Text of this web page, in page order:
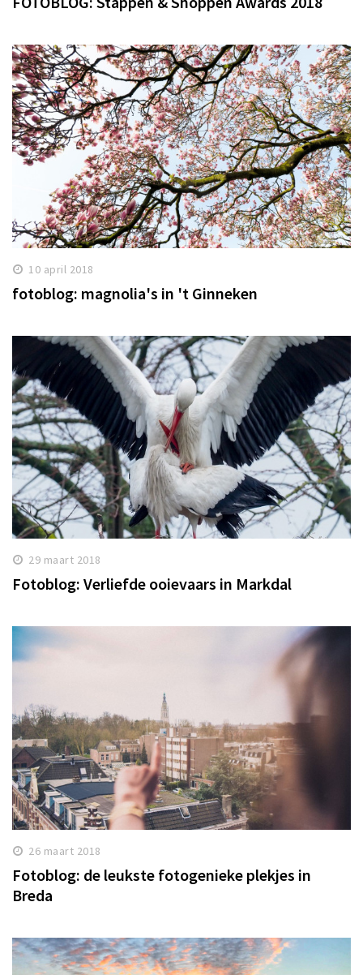
Parkeren
Bezienswaardigheden
Musea, theaters & podia
Uitjes & activiteiten
Toeristische routes
Natuurgebieden
Baroniepoorten
Sport
Privacy
10 april 2018
fotoblog: magnolia's in 't Ginneken
29 maart 2018
Fotoblog: Verliefde ooievaars in Markdal
26 maart 2018
Fotoblog: de leukste fotogenieke plekjes in
Breda